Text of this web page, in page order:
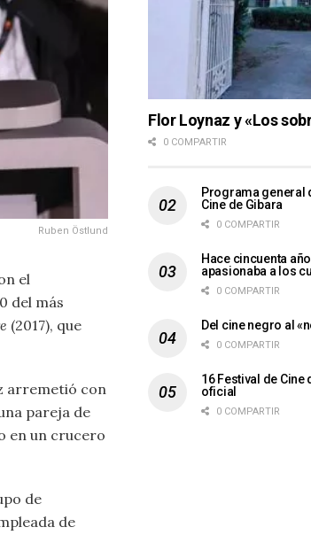
Ruben Östlund
el
del más
(2017), que
arremetió con
pareja de
en un crucero
de
de
Flor Loynaz y «Los
0 COMPARTIR
Programa general
Cine de Gibara
0 COMPARTIR
Hace cincuenta
apasionaba a los
0 COMPARTIR
Del cine negro al
0 COMPARTIR
16 Festival de
oficial
0 COMPARTIR